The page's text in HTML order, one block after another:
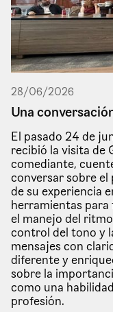
28/06/2026
Una
El pasado 24 de
recibió la visita de
comediante,
conversar sobre
de su experiencia
herramientas
el manejo del
control del tono y
mensajes con
diferente y
sobre la
como una
profesión.